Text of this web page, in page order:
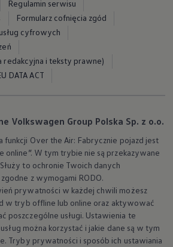
Regulamin serwisu
Formularz cofnięcia zgód
cyfrowych
redakcyjna i teksty prawne)
DATA ACT
Volkswagen Group Polska Sp. z o.o.
funkcji Over the Air: Fabrycznie pojazd jest
online”. W tym trybie nie są przekazywane
to ochronie Twoich danych
z wymogami RODO.
prywatności w każdej chwili możesz
w tryb offline lub online oraz aktywować
poszczególne usługi. Ustawienia te
można korzystać i jakie dane są w tym
Tryby prywatności i sposób ich ustawiania